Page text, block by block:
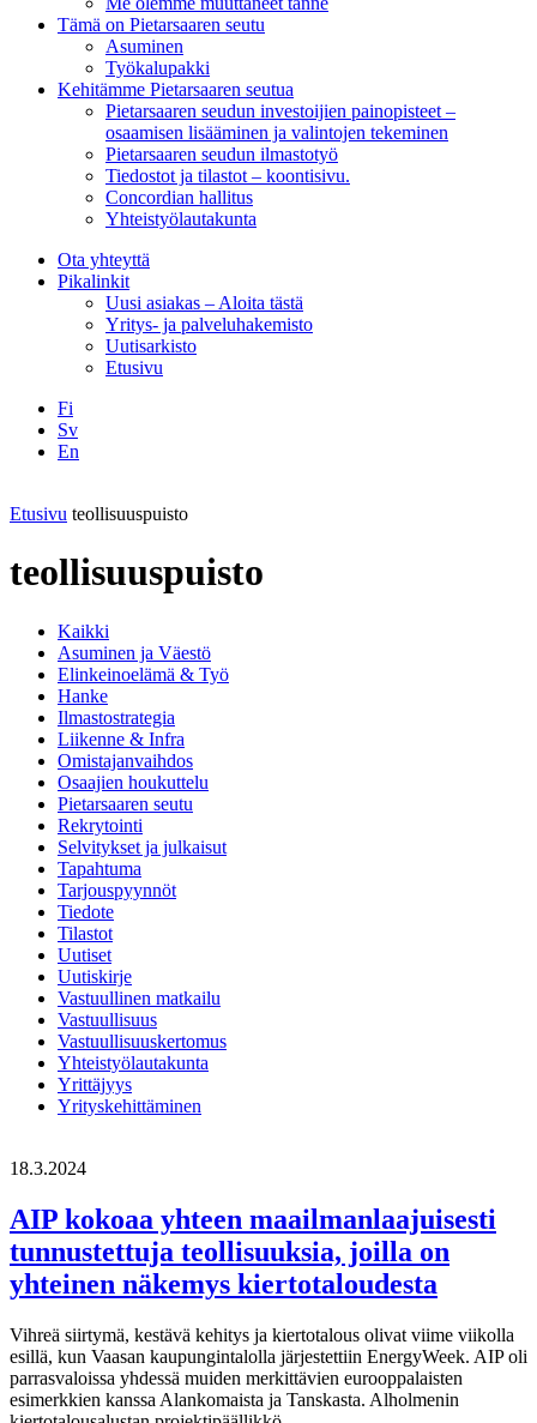
Tämä on Pietarsaaren seutu
Asuminen
Työkalupakki
Kehitämme Pietarsaaren seutua
Pietarsaaren seudun investoijien painopisteet –
osaamisen lisääminen ja valintojen tekeminen
Pietarsaaren seudun ilmastotyö
Tiedostot ja tilastot – koontisivu.
Concordian hallitus
Yhteistyölautakunta
Ota yhteyttä
Pikalinkit
Uusi asiakas – Aloita tästä
Yritys- ja palveluhakemisto
Uutisarkisto
Etusivu
Fi
Sv
En
Etusivu teollisuuspuisto
teollisuuspuisto
Kaikki
Asuminen ja Väestö
Elinkeinoelämä & Työ
Hanke
Ilmastostrategia
Liikenne & Infra
Omistajanvaihdos
Osaajien houkuttelu
Pietarsaaren seutu
Rekrytointi
Selvitykset ja julkaisut
Tapahtuma
Tarjouspyynnöt
Tiedote
Tilastot
Uutiset
Uutiskirje
Vastuullinen matkailu
Vastuullisuus
Vastuullisuuskertomus
Yhteistyölautakunta
Yrittäjyys
Yrityskehittäminen
18.3.2024
AIP kokoaa yhteen maailmanlaajuisesti
tunnustettuja teollisuuksia, joilla on
yhteinen näkemys kiertotaloudesta
Vihreä siirtymä, kestävä kehitys ja kiertotalous olivat viime viikolla
esillä, kun Vaasan kaupungintalolla järjestettiin EnergyWeek. AIP oli
parrasvaloissa yhdessä muiden merkittävien eurooppalaisten
esimerkkien kanssa Alankomaista ja Tanskasta. Alholmenin